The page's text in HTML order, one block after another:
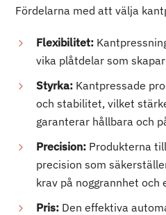
Fördelarna med att välja
Flexibilitet:
vika plåtdelar som
Styrka: Kantpressade
och stabilitet, vilket
garanterar hållbara och
Precision: Produkterna
precision som
krav på noggrannhet och
Pris: Den effektiva